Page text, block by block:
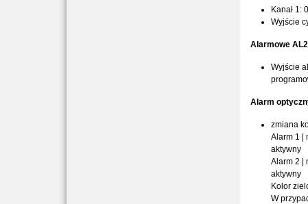
Kanał 1:
Wyjście
Alarmowe
Wyjście
Alarm
zmiana
Alarm 1 |
aktywny
Alarm 2 |
aktywny
Kolor
W